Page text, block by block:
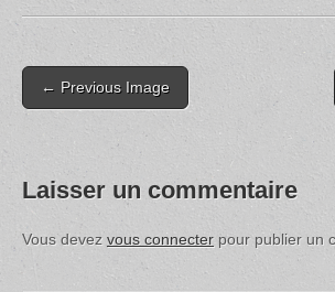
Post
navigation
← Previous Image
Laisser un commentaire
Vous devez vous connecter pour publier un